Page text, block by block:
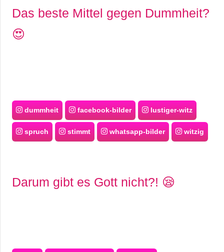
Das beste Mittel gegen Dummheit?
😍
dummheit facebook-bilder lustiger-witz
spruch stimmt whatsapp-bilder witzig
Darum gibt es Gott nicht?! 😪